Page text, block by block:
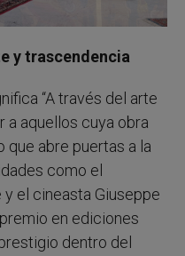
y trascendencia
“A través del arte
a aquellos cuya obra
que abre puertas a la
como el
el cineasta Giuseppe
en ediciones
dentro del